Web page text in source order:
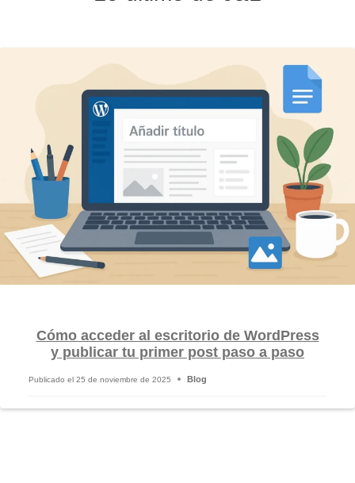
Cómo acceder al escritorio de WordPress
y publicar tu primer post paso a paso
Publicado el 25 de noviembre de 2025 Blog